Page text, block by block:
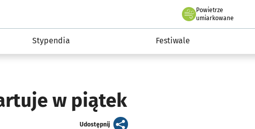
Kultura
Powietrze
we Wrocławiu
umiarkowane
Stypendia Festiwale
w piątek
Udostępnijartykuł